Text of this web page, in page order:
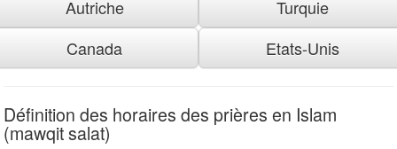
Autriche
Turquie
Canada
Etats-Unis
Définition des horaires des prières en Islam
(mawqit salat)